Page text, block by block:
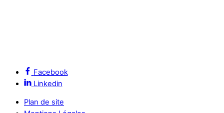
Facebook
Linkedin
Plan de site